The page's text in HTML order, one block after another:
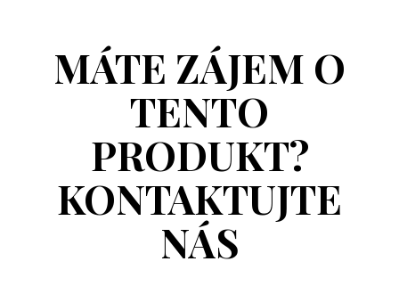
MÁTE ZÁJEM O
TENTO
PRODUKT?
KONTAKTUJTE
NÁS